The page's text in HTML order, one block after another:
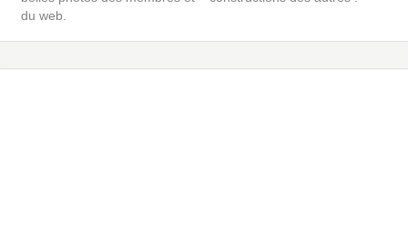
du web.